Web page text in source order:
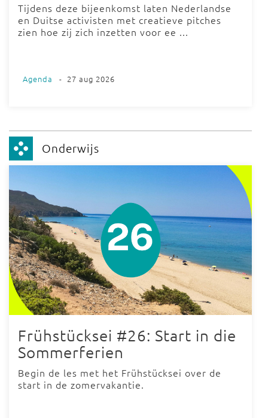
Tijdens deze bijeenkomst laten Nederlandse
en Duitse activisten met creatieve pitches
zien hoe zij zich inzetten voor ee ...
Agenda - 27 aug 2026
Onderwijs
Frühstücksei #26: Start in die
Sommerferien
Begin de les met het Frühstücksei over de
start in de zomervakantie.